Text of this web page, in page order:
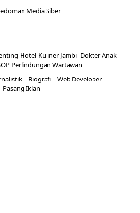
Media Siber
Hotel-KulinerJambi–DokterAnak –
Perlindungan Wartawan
– Biografi– Web Developer–
Pasang Iklan